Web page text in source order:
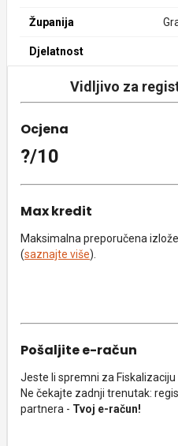
Županija
Djelatnost
Vidljivo za
Ocjena
?/10
Max kredit
Maksimalna preporučena
(saznajte više).
Pošaljite e-račun
Jeste li spremni za Fiskalizaciju
Ne čekajte zadnji trenutak:
partnera - Tvoj e-račun!